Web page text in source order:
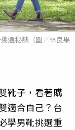
選秘訣（圖／林良果
靴子，看著購
適合自己？台
學男靴挑選重